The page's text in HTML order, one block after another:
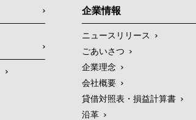
企業情報
ニュースリリース
ごあいさつ
企業理念
会社概要
貸借対照表・損益計算書
沿革